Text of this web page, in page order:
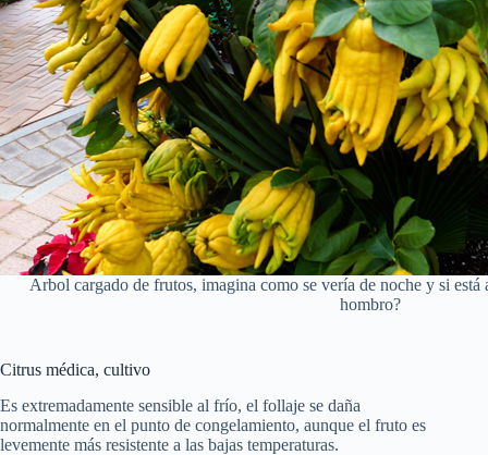
Arbol cargado de frutos, imagina como se vería de noche y si
hombro?
Citrus médica, cultivo
Es extremadamente sensible al frío, el follaje se daña
normalmente en el punto de congelamiento, aunque el fruto es
levemente más resistente a las bajas temperaturas.